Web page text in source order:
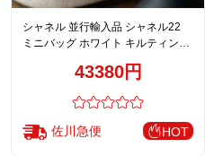
シャネル 並行輸入品 シャネル22
ミニバッグ ホワイト キルティング
43380円
佐川急便 HOT